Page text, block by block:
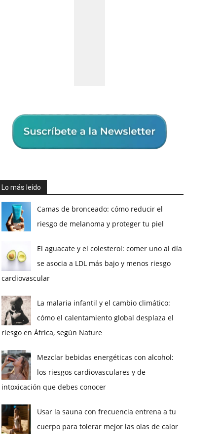
Lo más leído
Camas de bronceado: cómo reducir el
riesgo de melanoma y proteger tu piel
El aguacate y el colesterol: comer uno al día
se asocia a LDL más bajo y menos riesgo
cardiovascular
La malaria infantil y el cambio climático:
cómo el calentamiento global desplaza el
riesgo en África, según Nature
Mezclar bebidas energéticas con alcohol:
los riesgos cardiovasculares y de
intoxicación que debes conocer
Usar la sauna con frecuencia entrena a tu
cuerpo para tolerar mejor las olas de calor